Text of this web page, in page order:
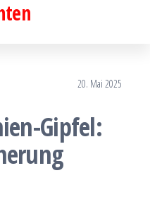
20. Mai 2025
Gipfel: